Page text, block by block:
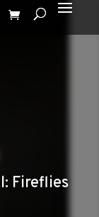
Fireflies